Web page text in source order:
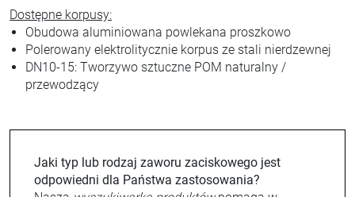
Dostępne korpusy:
Obudowa aluminiowana powlekana proszkowo
Polerowany elektrolitycznie korpus ze stali nierdzewnej
DN10-15: Tworzywo sztuczne POM naturalny /
przewodzący
Jaki typ lub rodzaj zaworu zaciskowego jest
odpowiedni dla Państwa zastosowania?